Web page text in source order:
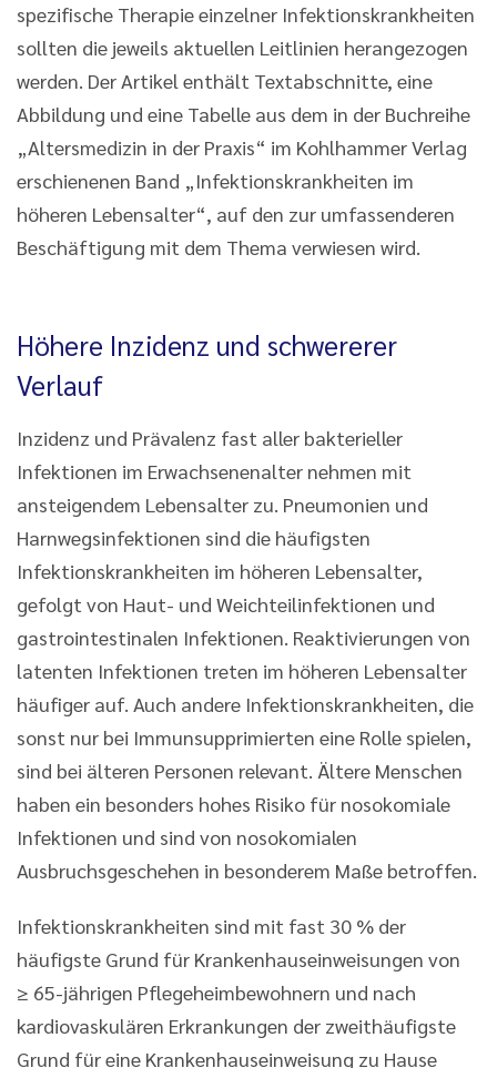
spezifische Therapie einzelner Infektionskrankheiten
sollten die jeweils aktuellen Leitlinien herangezogen
werden. Der Artikel enthält Textabschnitte, eine
Abbildung und eine Tabelle aus dem in der Buchreihe
„Altersmedizin in der Praxis“ im Kohlhammer Verlag
erschienenen Band „Infektionskrankheiten im
höheren Lebensalter“, auf den zur umfassenderen
Beschäftigung mit dem Thema verwiesen wird.
Höhere Inzidenz und schwererer
Verlauf
Inzidenz und Prävalenz fast aller bakterieller
Infektionen im Erwachsenenalter nehmen mit
ansteigendem Lebensalter zu. Pneumonien und
Harnwegsinfektionen sind die häufigsten
Infektionskrankheiten im höheren Lebensalter,
gefolgt von Haut- und Weichteilinfektionen und
gastrointestinalen Infektionen. Reaktivierungen von
latenten Infektionen treten im höheren Lebensalter
häufiger auf. Auch andere Infektionskrankheiten, die
sonst nur bei Immunsupprimierten eine Rolle spielen,
sind bei älteren Personen relevant. Ältere Menschen
haben ein besonders hohes Risiko für nosokomiale
Infektionen und sind von nosokomialen
Ausbruchsgeschehen in besonderem Maße betroffen.
Infektionskrankheiten sind mit fast 30 % der
häufigste Grund für Krankenhauseinweisungen von
≥ 65-jährigen Pflegeheimbewohnern und nach
kardiovaskulären Erkrankungen der zweithäufigste
Grund für eine Krankenhauseinweisung zu Hause